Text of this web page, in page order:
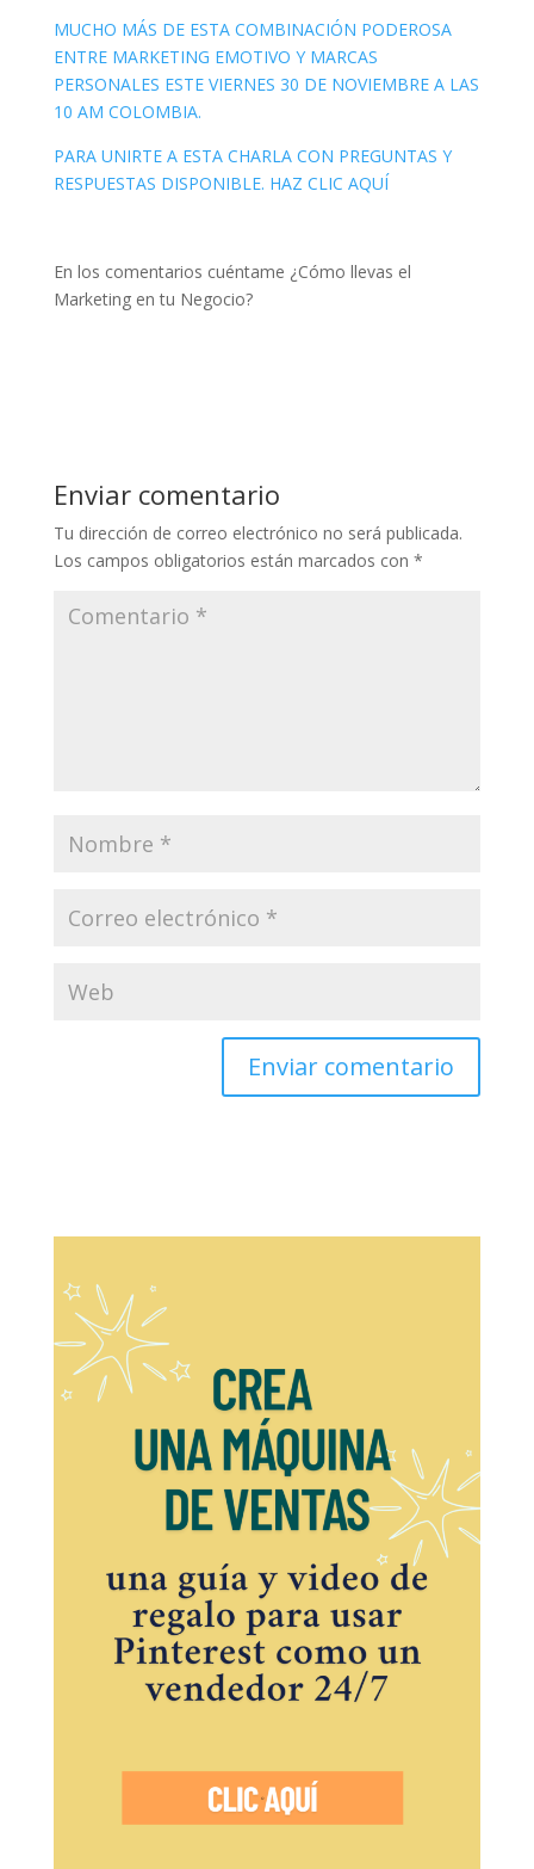
MUCHO MÁS DE ESTA COMBINACIÓN PODEROSA
ENTRE MARKETING EMOTIVO Y MARCAS
PERSONALES ESTE VIERNES 30 DE NOVIEMBRE A LAS
10 AM COLOMBIA.
PARA UNIRTE A ESTA CHARLA CON PREGUNTAS Y
RESPUESTAS DISPONIBLE. HAZ CLIC AQUÍ
En los comentarios cuéntame ¿Cómo llevas el
Marketing en tu Negocio?
Enviar comentario
Tu dirección de correo electrónico no será publicada.
Los campos obligatorios están marcados con *